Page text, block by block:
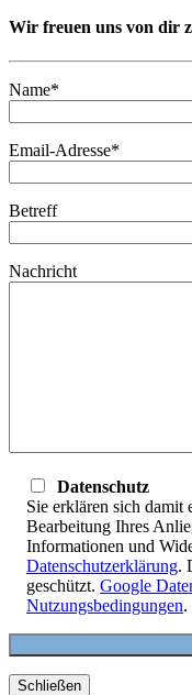
Wir freuen uns von dir
Name*
Email-Adresse*
Betreff
Nachricht
Datenschutz
Sie erklären sich damit
Bearbeitung Ihres
Informationen und
Datenschutzerklärung.
geschützt. Google
Nutzungsbedingungen.
Schließen